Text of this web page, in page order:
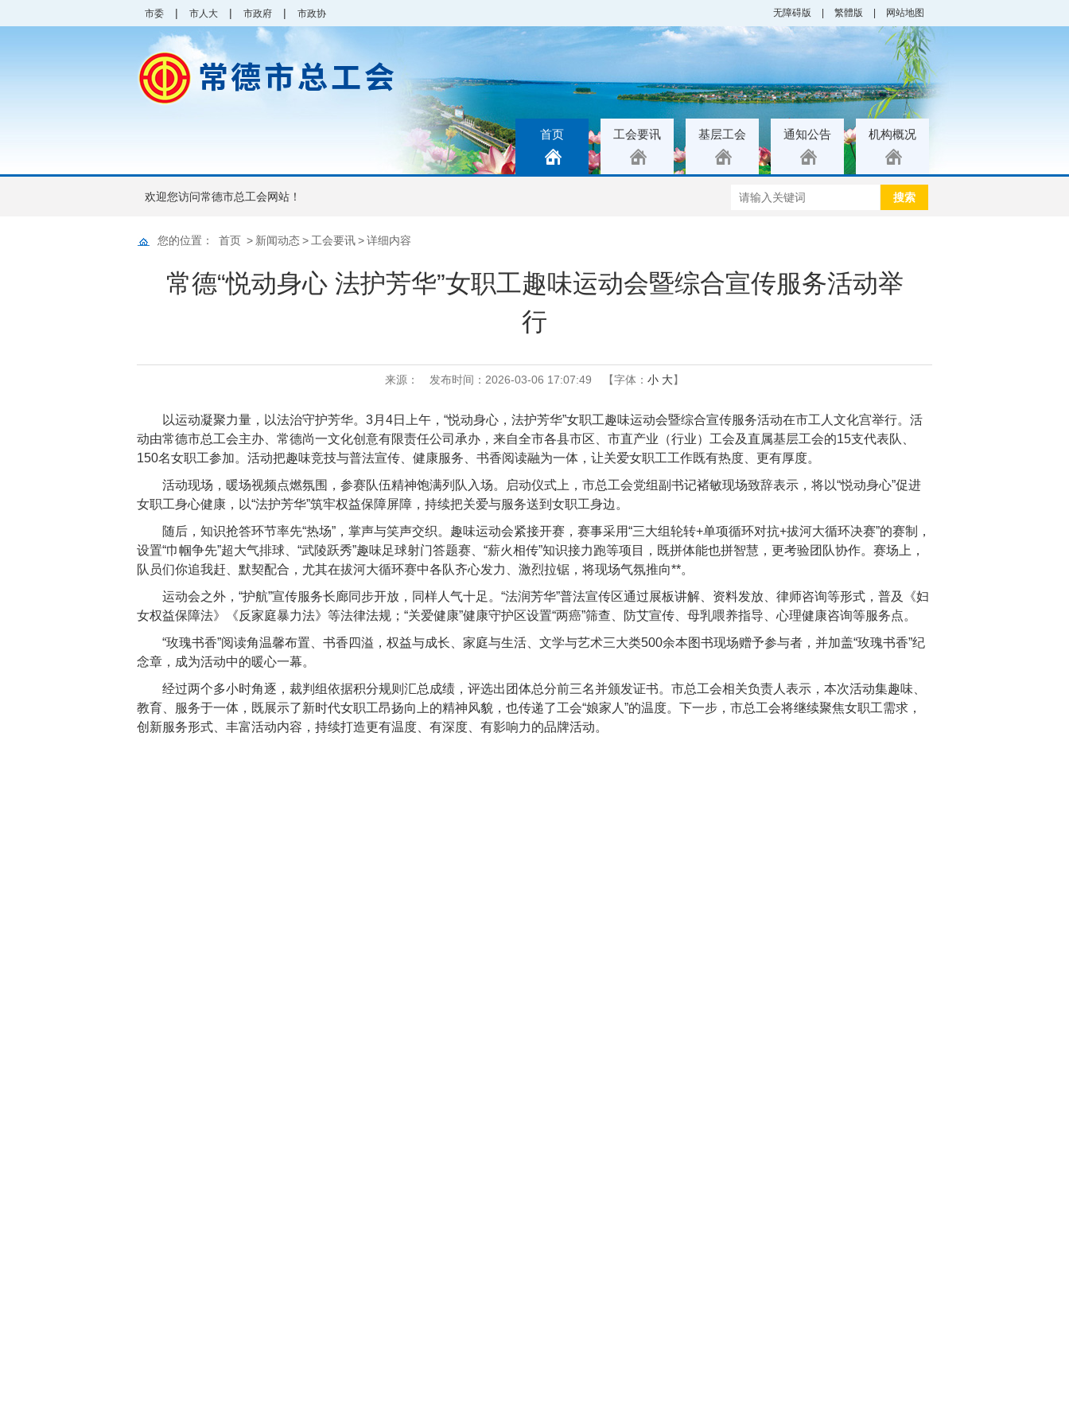
市委 | 市人大 | 市政府 | 市政协 无障碍版 繁體版 网站地图
首页 工会要讯 基层工会 通知公告 机构概况
欢迎您访问常德市总工会网站！ 搜索
您的位置： 首页 > 新闻动态> 工会要讯>详细内容
常德“悦动身心 法护芳华”女职工趣味运动会暨综合宣传服务活动举
行
来源： 发布时间：2026-03-06 17:07:49 【字体： 小 大】
以运动凝聚力量，以法治守护芳华。3月4日上午，“悦动身心，法护芳华”女职工趣味运动会暨综合宣传服务活动在市工人文化宫举行。活
动由常德市总工会主办、常德尚一文化创意有限责任公司承办，来自全市各县市区、市直产业（行业）工会及直属基层工会的15支代表队、
150名女职工参加。活动把趣味竞技与普法宣传、健康服务、书香阅读融为一体，让关爱女职工工作既有热度、更有厚度。
活动现场，暖场视频点燃氛围，参赛队伍精神饱满列队入场。启动仪式上，市总工会党组副书记褚敏现场致辞表示，将以“悦动身心”促进
女职工身心健康，以“法护芳华”筑牢权益保障屏障，持续把关爱与服务送到女职工身边。
随后，知识抢答环节率先“热场”，掌声与笑声交织。趣味运动会紧接开赛，赛事采用“三大组轮转+单项循环对抗+拔河大循环决赛”的赛制，
设置“巾帼争先”超大气排球、“武陵跃秀”趣味足球射门答题赛、“薪火相传”知识接力跑等项目，既拼体能也拼智慧，更考验团队协作。赛场上，
队员们你追我赶、默契配合，尤其在拔河大循环赛中各队齐心发力、激烈拉锯，将现场气氛推向**。
运动会之外，“护航”宣传服务长廊同步开放，同样人气十足。“法润芳华”普法宣传区通过展板讲解、资料发放、律师咨询等形式，普及《妇
女权益保障法》《反家庭暴力法》等法律法规；“关爱健康”健康守护区设置“两癌”筛查、防艾宣传、母乳喂养指导、心理健康咨询等服务点。
“玫瑰书香”阅读角温馨布置、书香四溢，权益与成长、家庭与生活、文学与艺术三大类500余本图书现场赠予参与者，并加盖“玫瑰书香”纪
念章，成为活动中的暖心一幕。
经过两个多小时角逐，裁判组依据积分规则汇总成绩，评选出团体总分前三名并颁发证书。市总工会相关负责人表示，本次活动集趣味、
教育、服务于一体，既展示了新时代女职工昂扬向上的精神风貌，也传递了工会“娘家人”的温度。下一步，市总工会将继续聚焦女职工需求，
创新服务形式、丰富活动内容，持续打造更有温度、有深度、有影响力的品牌活动。